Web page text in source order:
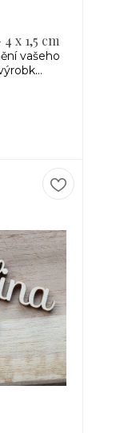
x 1,5 cm
vašeho